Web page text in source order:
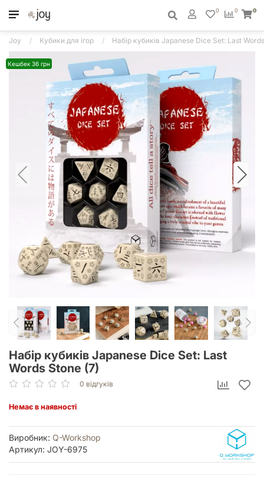
0
0 0
Joy Кубики для ігор Набір кубиків Japanese Dice Set: Last
Кешбек 36 грн
Набір кубиків Japanese Dice Set: Last
Words Stone (7)
0 відгуків
Немає в наявності
Виробник: Q-Workshop
Артикул: JOY-6975